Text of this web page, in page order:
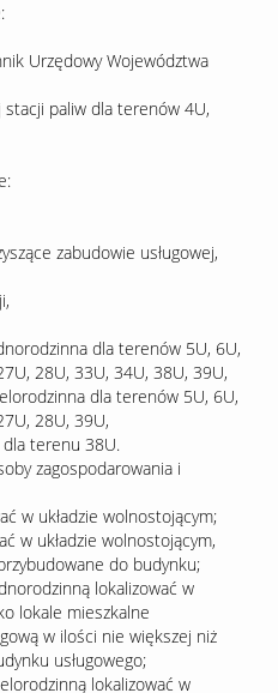
Urzędowy Województwa
paliw dla terenów 4U,
zabudowie usługowej,
dla terenów 5U, 6U,
28U, 33U, 34U, 38U, 39U,
dla terenów 5U, 6U,
28U, 39U,
dla terenu 38U.
zagospodarowania i
w układzie wolnostojącym;
w układzie wolnostojącym,
do budynku;
lokalizować w
lokale mieszkalne
w ilości nie większej niż
usługowego;
lokalizować w